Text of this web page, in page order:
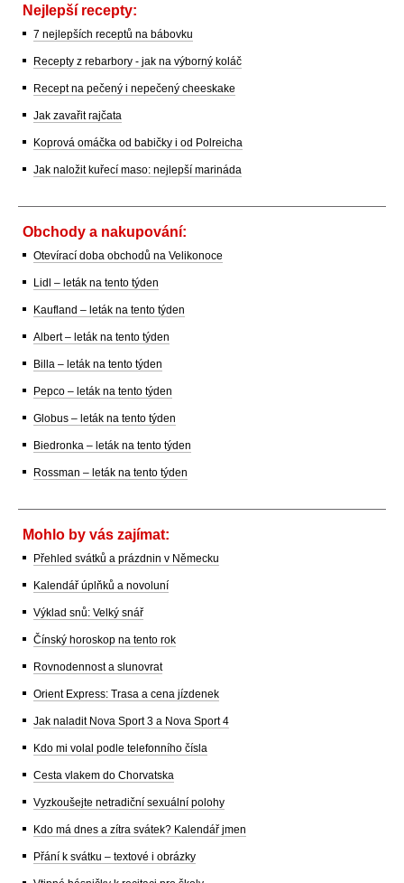
Nejlepší recepty:
7 nejlepších receptů na bábovku
Recepty z rebarbory - jak na výborný koláč
Recept na pečený i nepečený cheeskake
Jak zavařit rajčata
Koprová omáčka od babičky i od Polreicha
Jak naložit kuřecí maso: nejlepší marináda
Obchody a nakupování:
Otevírací doba obchodů na Velikonoce
Lidl – leták na tento týden
Kaufland – leták na tento týden
Albert – leták na tento týden
Billa – leták na tento týden
Pepco – leták na tento týden
Globus – leták na tento týden
Biedronka – leták na tento týden
Rossman – leták na tento týden
Mohlo by vás zajímat:
Přehled svátků a prázdnin v Německu
Kalendář úplňků a novoluní
Výklad snů: Velký snář
Čínský horoskop na tento rok
Rovnodennost a slunovrat
Orient Express: Trasa a cena jízdenek
Jak naladit Nova Sport 3 a Nova Sport 4
Kdo mi volal podle telefonního čísla
Cesta vlakem do Chorvatska
Vyzkoušejte netradiční sexuální polohy
Kdo má dnes a zítra svátek? Kalendář jmen
Přání k svátku – textové i obrázky